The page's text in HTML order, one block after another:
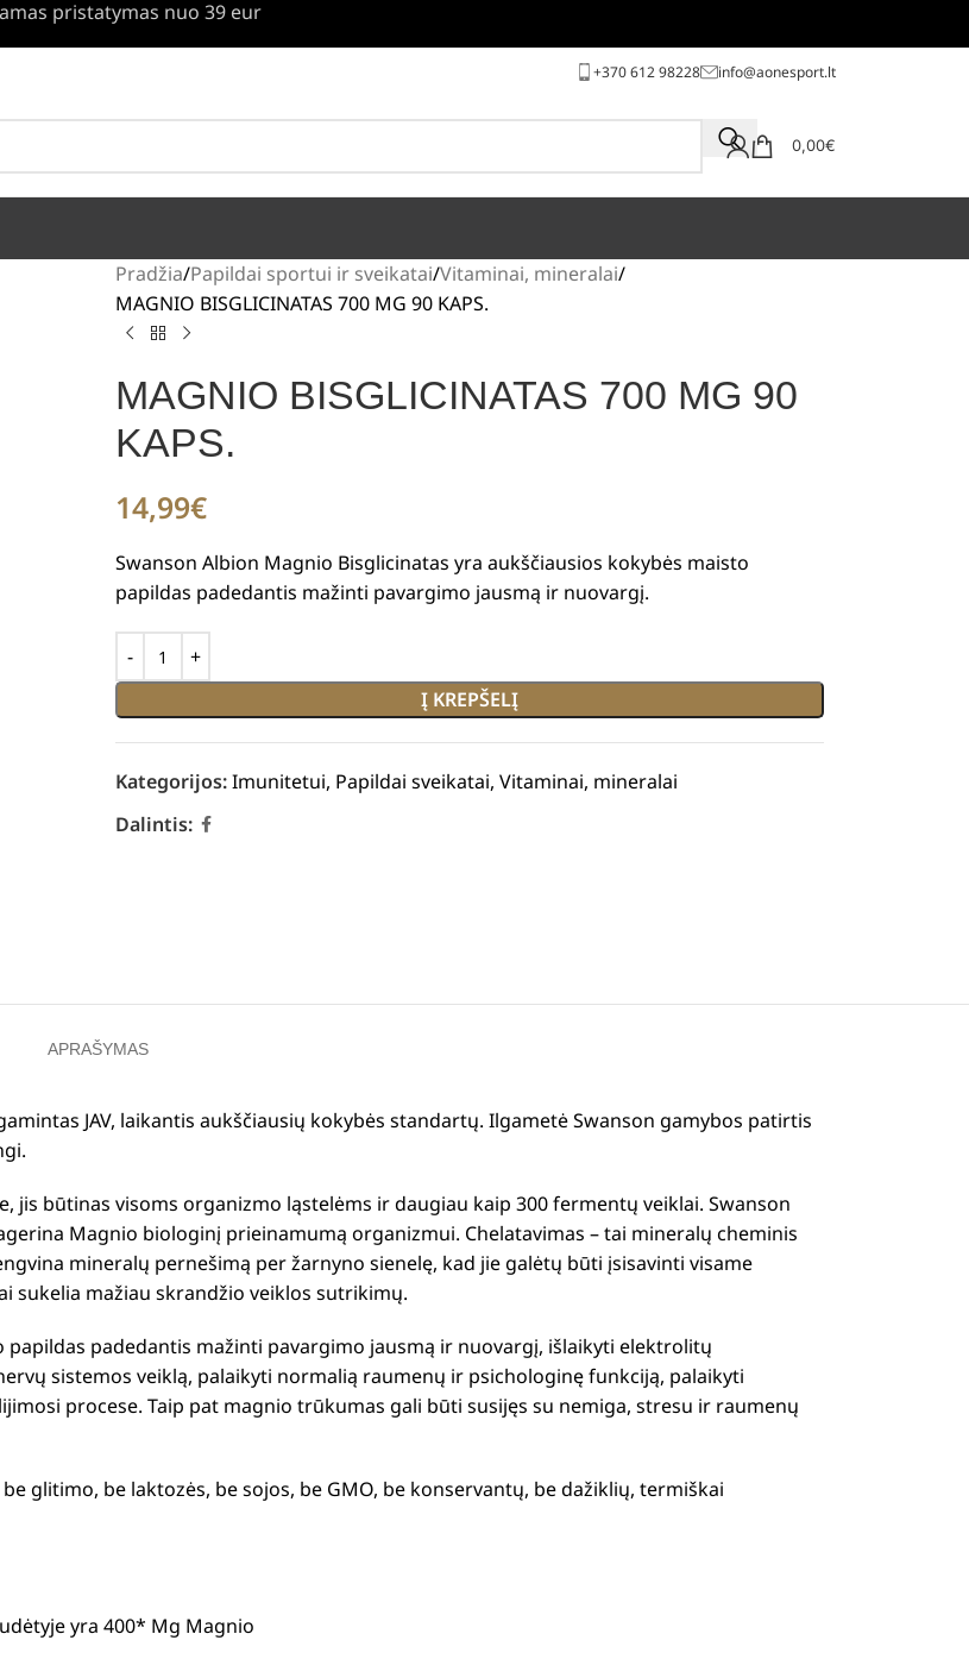
pristatymas nuo 39 eur
+370 612 98228 info@aonesport.lt
0,00€
Pradžia Papildai sportui ir sveikatai Vitaminai, mineralai
MAGNIO BISGLICINATAS 700 MG 90 KAPS.
MAGNIO BISGLICINATAS 700 MG 90
KAPS.
14,99€
Swanson Albion Magnio Bisglicinatas yra aukščiausios kokybės maisto
papildas padedantis mažinti pavargimo jausmą ir nuovargį.
Į KREPŠELĮ
Kategorijos:Imunitetui, Papildai sveikatai, Vitaminai, mineralai
Dalintis:
APRAŠYMAS
JAV, laikantis aukščiausių kokybės standartų. Ilgametė Swanson gamybos patirtis
jis būtinas visoms organizmo ląstelėms ir daugiau kaip 300 fermentų veiklai. Swanson
Magnio biologinį prieinamumą organizmui. Chelatavimas – tai mineralų cheminis
mineralų pernešimą per žarnyno sienelę, kad jie galėtų būti įsisavinti visame
sukelia mažiau skrandžio veiklos sutrikimų.
padedantis mažinti pavargimo jausmą ir nuovargį, išlaikyti elektrolitų
sistemos veiklą, palaikyti normalią raumenų ir psichologinę funkciją, palaikyti
procese. Taip pat magnio trūkumas gali būti susijęs su nemiga, stresu ir raumenų
glitimo, be laktozės, be sojos, be GMO, be konservantų, be dažiklių, termiškai
yra 400* Mg Magnio